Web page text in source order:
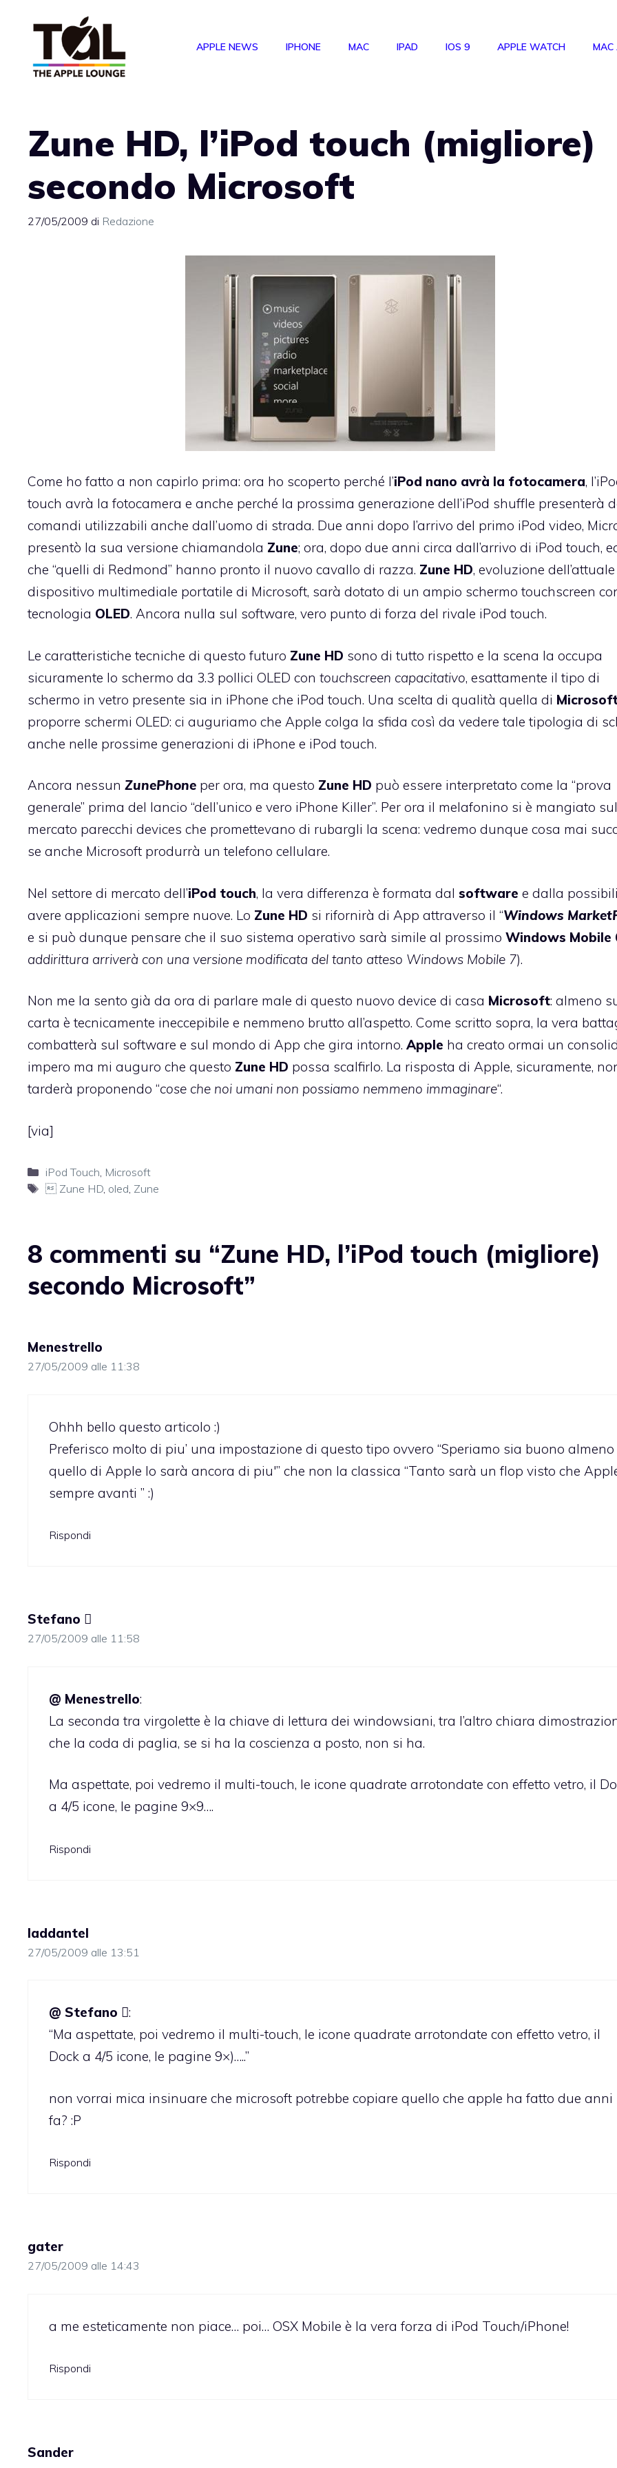
APPLE NEWS IPHONE MAC IPAD IOS 9 APPLE WATCH MAC
Zune HD, l’iPod touch (migliore)
secondo Microsoft
27/05/2009 di Redazione
Come ho fatto a non capirlo prima: ora ho scoperto perché l’iPod nano avrà la fotocamera,
touch avrà la fotocamera e anche perché la prossima generazione dell’iPod shuffle presenterà
comandi utilizzabili anche dall’uomo di strada. Due anni dopo l’arrivo del primo iPod video,
presentò la sua versione chiamandola Zune; ora, dopo due anni circa dall’arrivo di iPod touch,
che “quelli di Redmond” hanno pronto il nuovo cavallo di razza. Zune HD, evoluzione dell’attuale
dispositivo multimediale portatile di Microsoft, sarà dotato di un ampio schermo touchscreen
tecnologia OLED. Ancora nulla sul software, vero punto di forza del rivale iPod touch.
Le caratteristiche tecniche di questo futuro Zune HD sono di tutto rispetto e la scena la occupa
sicuramente lo schermo da 3.3 pollici OLED con touchscreen capacitativo, esattamente il tipo di
schermo in vetro presente sia in iPhone che iPod touch. Una scelta di qualità quella di
proporre schermi OLED: ci auguriamo che Apple colga la sfida così da vedere tale tipologia di
anche nelle prossime generazioni di iPhone e iPod touch.
Ancora nessun ZunePhone per ora, ma questo Zune HD può essere interpretato come la “prova
generale” prima del lancio “dell’unico e vero iPhone Killer”. Per ora il melafonino si è mangiato sul
mercato parecchi devices che promettevano di rubargli la scena: vedremo dunque cosa mai
se anche Microsoft produrrà un telefono cellulare.
Nel settore di mercato dell’iPod touch, la vera differenza è formata dal software e dalla
avere applicazioni sempre nuove. Lo Zune HD si rifornirà di App attraverso il “Windows
e si può dunque pensare che il suo sistema operativo sarà simile al prossimo Windows Mobile
addirittura arriverà con una versione modificata del tanto atteso Windows Mobile 7).
Non me la sento già da ora di parlare male di questo nuovo device di casa Microsoft: almeno
carta è tecnicamente ineccepibile e nemmeno brutto all’aspetto. Come scritto sopra, la vera
combatterà sul software e sul mondo di App che gira intorno. Apple ha creato ormai un
impero ma mi auguro che questo Zune HD possa scalfirlo. La risposta di Apple, sicuramente,
tarderà proponendo “cose che noi umani non possiamo nemmeno immaginare“.
[via]
Categorie
iPod Touch, Microsoft
Tag
Zune HD, oled, Zune
8 commenti su “Zune HD, l’iPod touch (migliore)
secondo Microsoft”
Menestrello
27/05/2009 alle 11:38
Ohhh bello questo articolo :)
Preferisco molto di piu’ una impostazione di questo tipo ovvero “Speriamo sia buono almeno
quello di Apple lo sarà ancora di piu'” che non la classica “Tanto sarà un flop visto che
sempre avanti ” :)
Rispondi
Stefano 
27/05/2009 alle 11:58
@ Menestrello:
La seconda tra virgolette è la chiave di lettura dei windowsiani, tra l’altro chiara
che la coda di paglia, se si ha la coscienza a posto, non si ha.
Ma aspettate, poi vedremo il multi-touch, le icone quadrate arrotondate con effetto vetro, il
a 4/5 icone, le pagine 9×9….
Rispondi
laddantel
27/05/2009 alle 13:51
@ Stefano :
“Ma aspettate, poi vedremo il multi-touch, le icone quadrate arrotondate con effetto vetro, il
Dock a 4/5 icone, le pagine 9×)…..”
non vorrai mica insinuare che microsoft potrebbe copiare quello che apple ha fatto due anni
fa? :P
Rispondi
gater
27/05/2009 alle 14:43
a me esteticamente non piace… poi… OSX Mobile è la vera forza di iPod Touch/iPhone!
Rispondi
Sander